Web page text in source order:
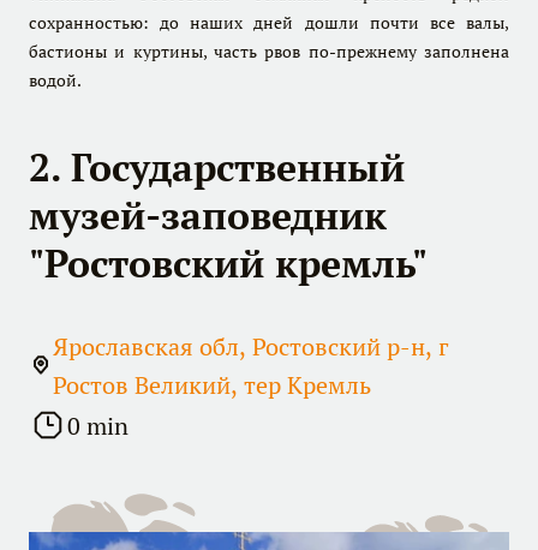
сохранностью: до наших дней дошли почти все валы,
бастионы и куртины, часть рвов по-прежнему заполнена
водой.
2. Государственный
музей-заповедник
"Ростовский кремль"
Ярославская обл, Ростовский р-н, г
Ростов Великий, тер Кремль
0 min